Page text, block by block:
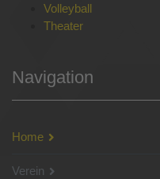
Volleyball
Theater
Navigation
Home
Verein